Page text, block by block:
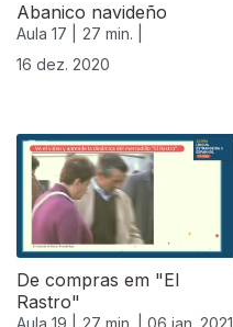
Abanico navideño
Aula 17 |
27 min. |
16 dez. 2020
De compras em "El
Rastro"
Aula 19 | 27 min. | 06 jan. 2021